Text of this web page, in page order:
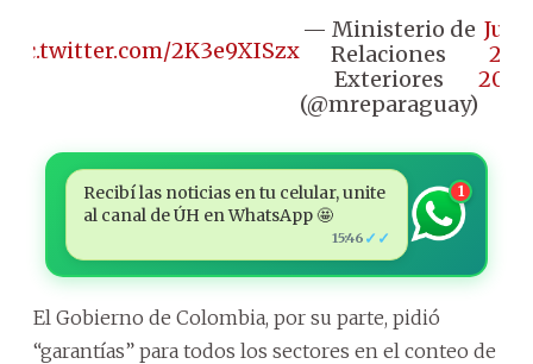
pic.twitter.com/2K3e9XISzx
— Ministerio de
Relaciones
Exteriores
(@mreparaguay)
July
29,
2024
Recibí las noticias en tu celular, unite
al canal de ÚH en WhatsApp 🤩
15:46 ✓✓
1
El Gobierno de Colombia, por su parte, pidió
“garantías” para todos los sectores en el conteo de